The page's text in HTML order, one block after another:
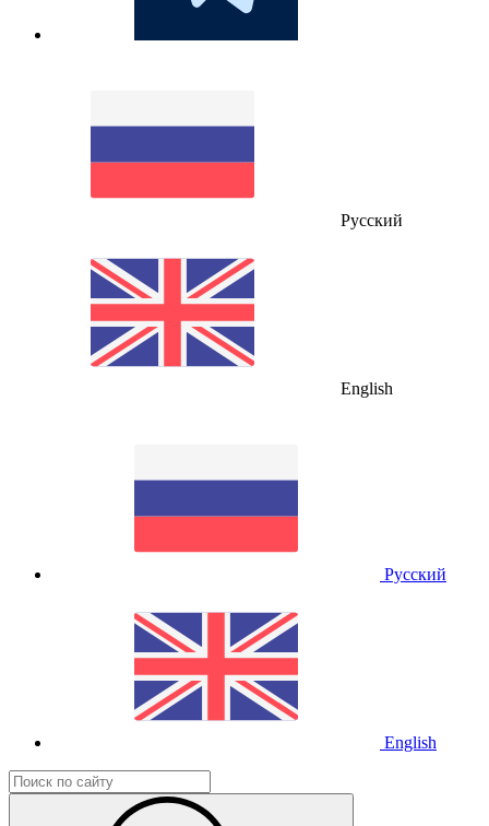
Русский
English
Русский
English